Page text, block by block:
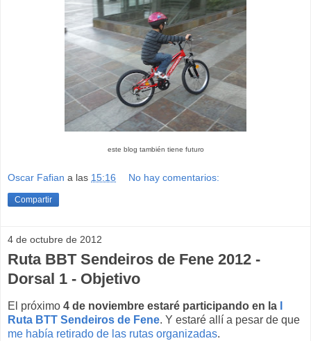
este blog también tiene futuro
Oscar Fafian a las 15:16 No hay comentarios:
Compartir
4 de octubre de 2012
Ruta BBT Sendeiros de Fene 2012 -
Dorsal 1 - Objetivo
El próximo 4 de noviembre estaré participando en la
Ruta BTT Sendeiros de Fene. Y estaré allí a pesar de que
me había retirado de las rutas organizadas.